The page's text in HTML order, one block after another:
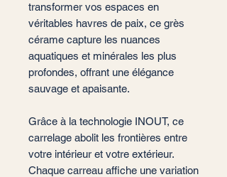
transformer vos espaces en
véritables havres de paix, ce grès
cérame capture les nuances
aquatiques et minérales les plus
profondes, offrant une élégance
sauvage et apaisante.
Grâce à la technologie INOUT, ce
carrelage abolit les frontières entre
votre intérieur et votre extérieur.
Chaque carreau affiche une variation